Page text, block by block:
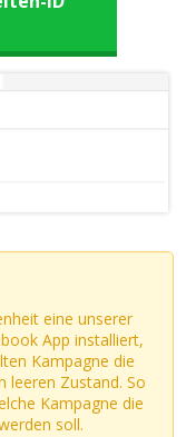
eine unserer
App installiert,
Kampagne die
leeren Zustand. So
Kampagne die
soll.